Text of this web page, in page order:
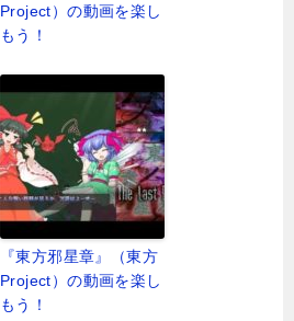
Project）の動画を楽し
もう！
『東方邪星章』（東方
Project）の動画を楽し
もう！